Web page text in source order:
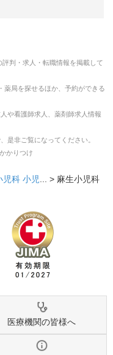
評判・求人・転職情報を掲載して
薬局を探せるほか、予約ができる
や看護師求人、薬剤師求人情報
是非ご覧になってください。
かりつけ
児科 小児 ... > 麻生小児科
医療機関の皆様へ